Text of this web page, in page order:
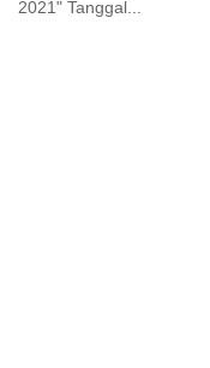
2021" Tanggal...